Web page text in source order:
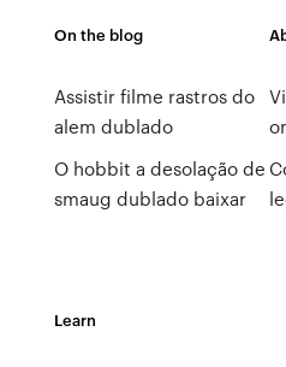
On the blog
Assistir filme rastros do
alem dublado
O hobbit a desolação de
smaug dublado baixar
Learn